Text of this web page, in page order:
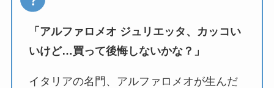
「アルファロメオ ジュリエッタ、カッコい
いけど…買って後悔しないかな？」
イタリアの名門、アルファロメオが生んだ